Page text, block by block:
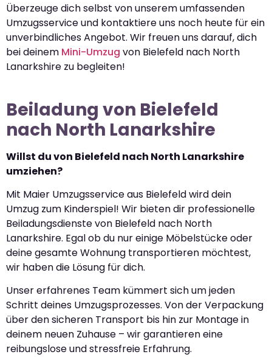
Überzeuge dich selbst von unserem umfassenden
Umzugsservice und kontaktiere uns noch heute für ein
unverbindliches Angebot. Wir freuen uns darauf, dich
bei deinem Mini-Umzug von Bielefeld nach North
Lanarkshire zu begleiten!
Beiladung von Bielefeld
nach North Lanarkshire
Willst du von Bielefeld nach North Lanarkshire
umziehen?
Mit Maier Umzugsservice aus Bielefeld wird dein
Umzug zum Kinderspiel! Wir bieten dir professionelle
Beiladungsdienste von Bielefeld nach North
Lanarkshire. Egal ob du nur einige Möbelstücke oder
deine gesamte Wohnung transportieren möchtest,
wir haben die Lösung für dich.
Unser erfahrenes Team kümmert sich um jeden
Schritt deines Umzugsprozesses. Von der Verpackung
über den sicheren Transport bis hin zur Montage in
deinem neuen Zuhause – wir garantieren eine
reibungslose und stressfreie Erfahrung.